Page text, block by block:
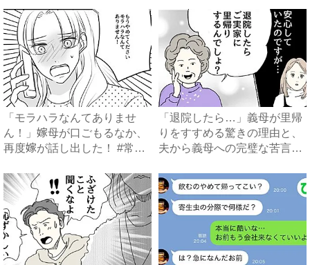
「モラハラなんてありませ
ん！」嫁母が口ごもるなか、
再度嫁が話し出した！ #常識
「退院したら…」義母が里帰
りをすすめる驚きの理由と、
夫から義母への完璧な苦言